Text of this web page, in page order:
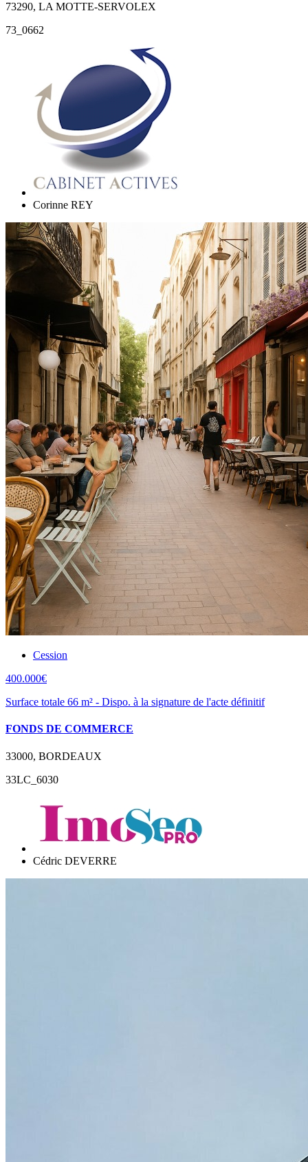
73290, LA MOTTE-SERVOLEX
73_0662
Corinne REY
Cession
400.000€
Surface totale 66 m² - Dispo. à la signature de l'acte définitif
FONDS DE COMMERCE
33000, BORDEAUX
33LC_6030
Cédric DEVERRE